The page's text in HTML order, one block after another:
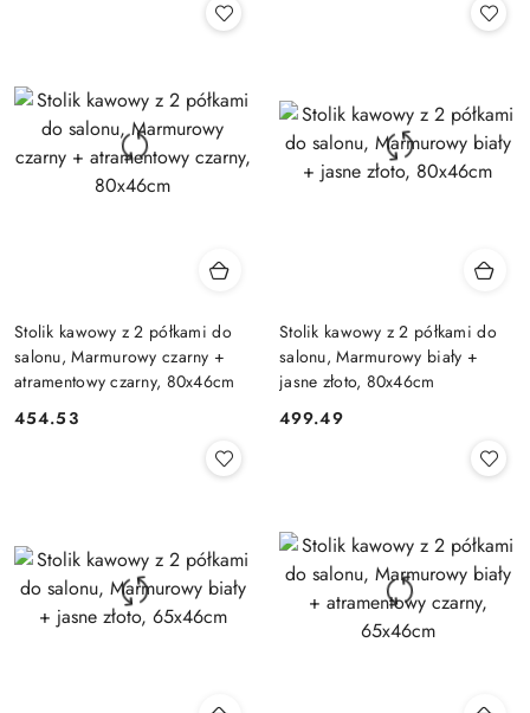
Stolik kawowy z 2 półkami do
salonu, Marmurowy czarny +
atramentowy czarny, 80x46cm
Cena:
454.53
Stolik kawowy z 2 półkami do
salonu, Marmurowy biały +
jasne złoto, 80x46cm
Cena:
499.49